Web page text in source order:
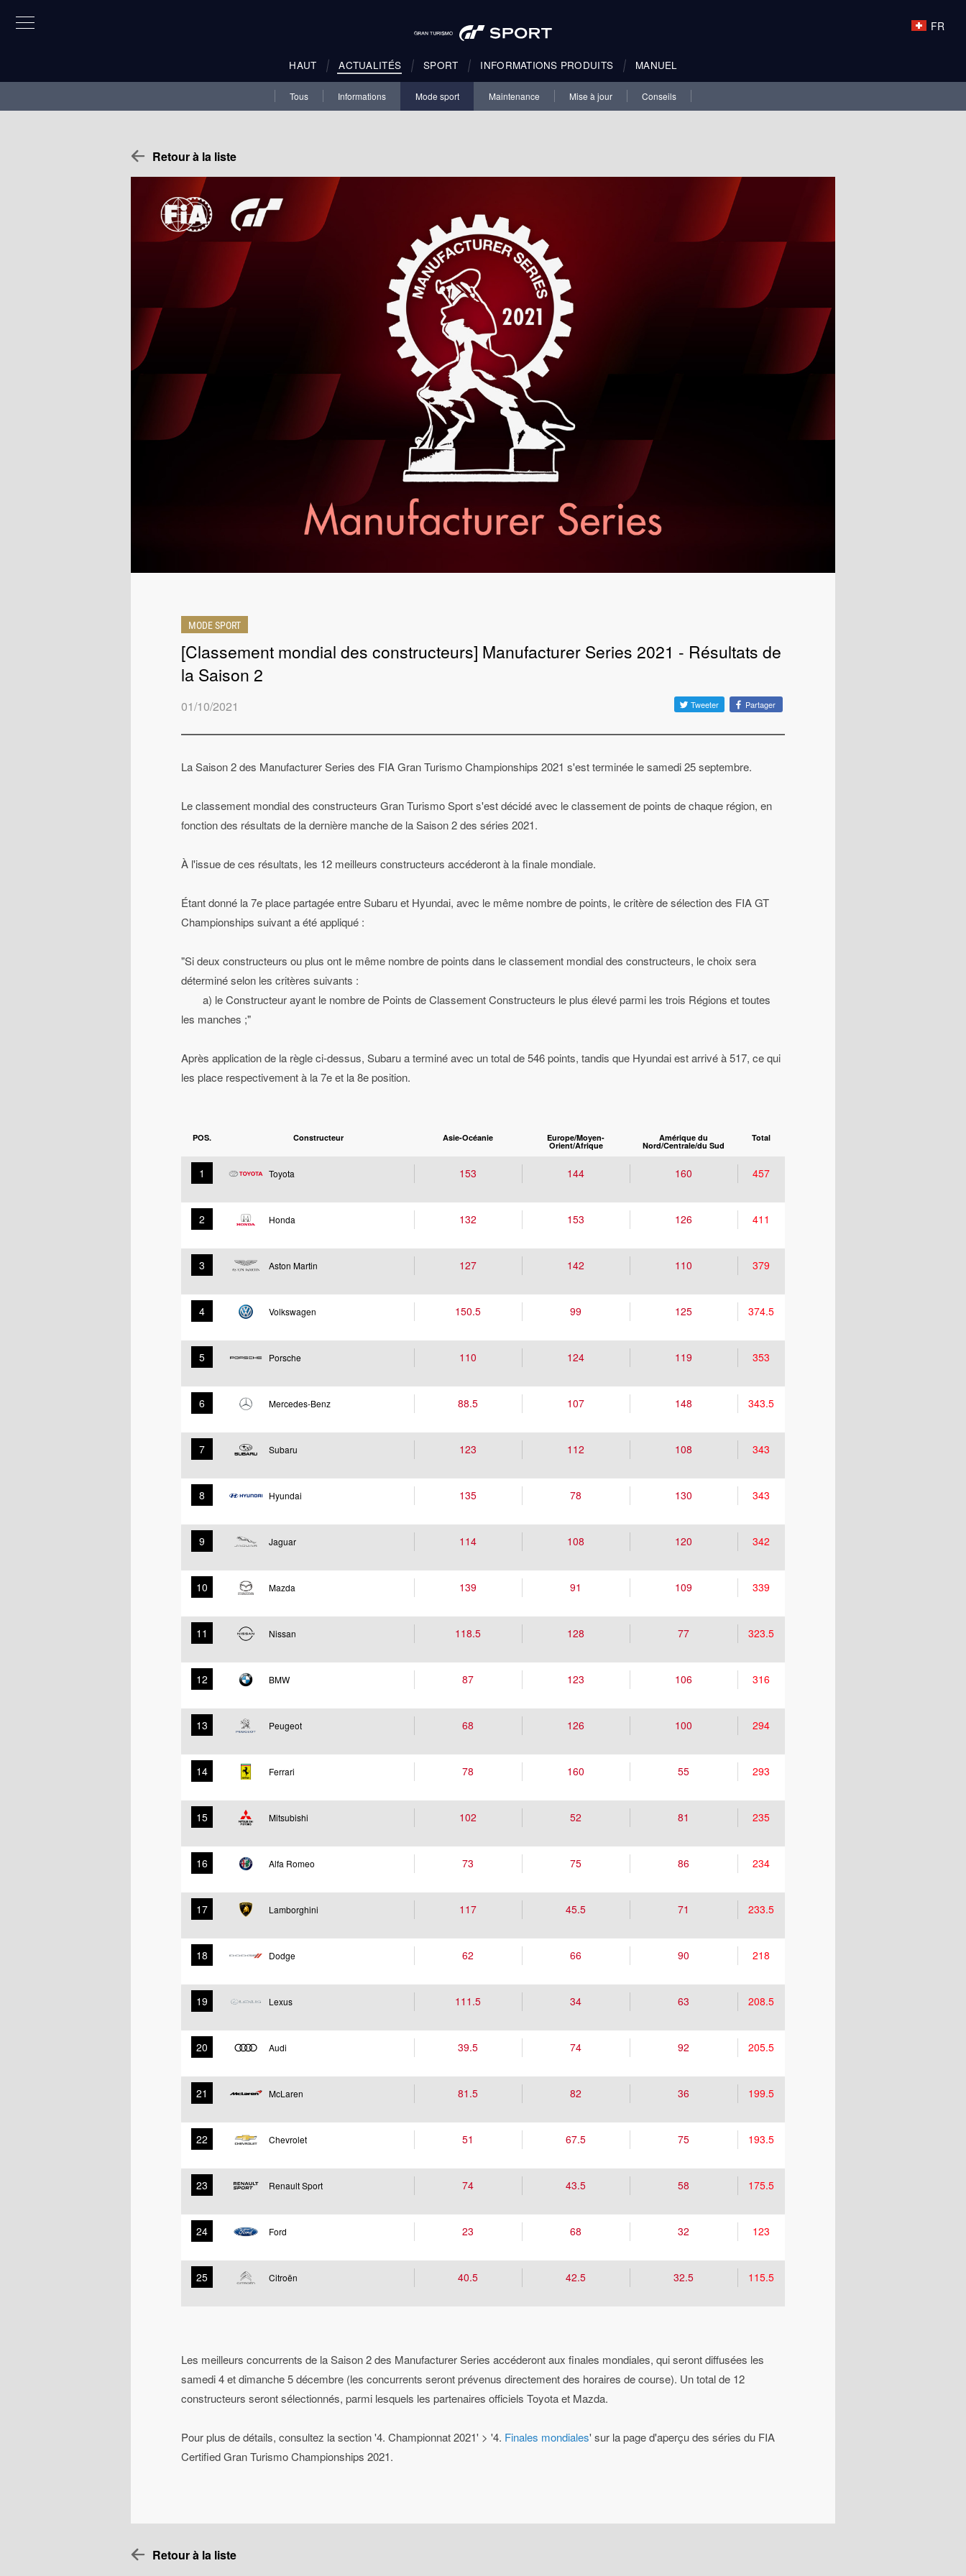
HAUT ACTUALITÉS SPORT INFORMATIONS PRODUITS MANUEL
FR
Tous Informations Mode sport Maintenance Mise à jour Conseils
Retour à la liste
MODE SPORT
[Classement mondial des constructeurs] Manufacturer Series 2021 - Résultats de
la Saison 2
01/10/2021 Tweeter Partager
La Saison 2 des Manufacturer Series des FIA Gran Turismo Championships 2021 s'est terminée le samedi 25 septembre.
Le classement mondial des constructeurs Gran Turismo Sport s'est décidé avec le classement de points de chaque région, en
fonction des résultats de la dernière manche de la Saison 2 des séries 2021.
À l'issue de ces résultats, les 12 meilleurs constructeurs accéderont à la finale mondiale.
Étant donné la 7e place partagée entre Subaru et Hyundai, avec le même nombre de points, le critère de sélection des FIA GT
Championships suivant a été appliqué :
"Si deux constructeurs ou plus ont le même nombre de points dans le classement mondial des constructeurs, le choix sera
déterminé selon les critères suivants :
a) le Constructeur ayant le nombre de Points de Classement Constructeurs le plus élevé parmi les trois Régions et toutes
les manches ;"
Après application de la règle ci-dessus, Subaru a terminé avec un total de 546 points, tandis que Hyundai est arrivé à 517, ce qui
les place respectivement à la 7e et la 8e position.
POS. Constructeur Asie-Océanie Europe/Moyen-
Orient/Afrique
Amérique du
Nord/Centrale/du Sud
Total
1 Toyota 153 144 160 457
2 Honda 132 153 126 411
3 Aston Martin 127 142 110 379
4 Volkswagen 150.5 99 125 374.5
5 Porsche 110 124 119 353
6 Mercedes-Benz 88.5 107 148 343.5
7 Subaru 123 112 108 343
8 Hyundai 135 78 130 343
9 Jaguar 114 108 120 342
10 Mazda 139 91 109 339
11 Nissan 118.5 128 77 323.5
12 BMW 87 123 106 316
13 Peugeot 68 126 100 294
14 Ferrari 78 160 55 293
15 Mitsubishi 102 52 81 235
16 Alfa Romeo 73 75 86 234
17 Lamborghini 117 45.5 71 233.5
18 Dodge 62 66 90 218
19 Lexus 111.5 34 63 208.5
20 Audi 39.5 74 92 205.5
21 McLaren 81.5 82 36 199.5
22 Chevrolet 51 67.5 75 193.5
23 Renault Sport 74 43.5 58 175.5
24 Ford 23 68 32 123
25 Citroën 40.5 42.5 32.5 115.5
Les meilleurs concurrents de la Saison 2 des Manufacturer Series accéderont aux finales mondiales, qui seront diffusées les
samedi 4 et dimanche 5 décembre (les concurrents seront prévenus directement des horaires de course). Un total de 12
constructeurs seront sélectionnés, parmi lesquels les partenaires officiels Toyota et Mazda.
Pour plus de détails, consultez la section '4. Championnat 2021' > '4. Finales mondiales' sur la page d'aperçu des séries du FIA
Certified Gran Turismo Championships 2021.
Retour à la liste